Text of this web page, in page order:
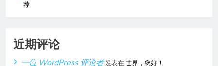
荐
近期评论
一位 WordPress 评论者发表在世界，您好！